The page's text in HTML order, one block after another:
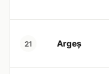
21 Argeș